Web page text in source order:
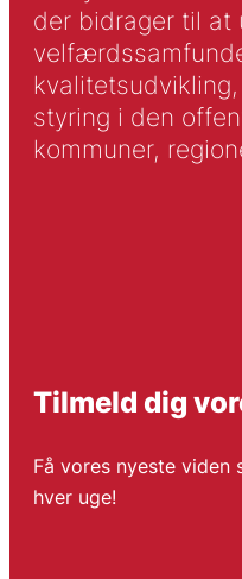
der bidrager til at
styring i den
kommuner,
Tilmeld dig
Få vores nyeste
hver uge!